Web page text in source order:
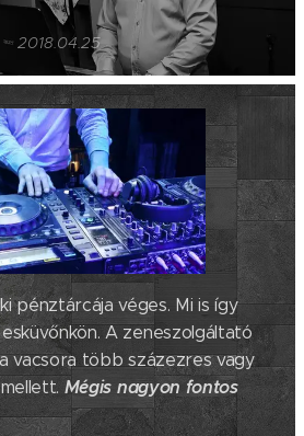
2018.04.25
pénztárcája véges. Mi is így
A zeneszolgáltató
vacsora több százezres vagy
Mégis nagyon fontos